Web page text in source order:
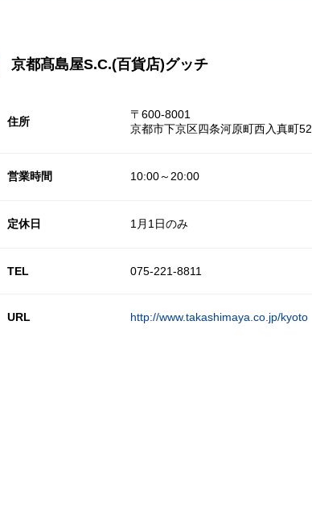
京都髙島屋S.C.(百貨店)グッチ
住所
〒600-8001
京都市下京区四条河原町西入真町52
営業時間 10:00～20:00
定休日 1月1日のみ
TEL 075-221-8811
URL http://www.takashimaya.co.jp/kyoto